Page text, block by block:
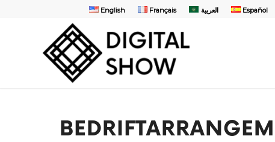
English Français العربية Español